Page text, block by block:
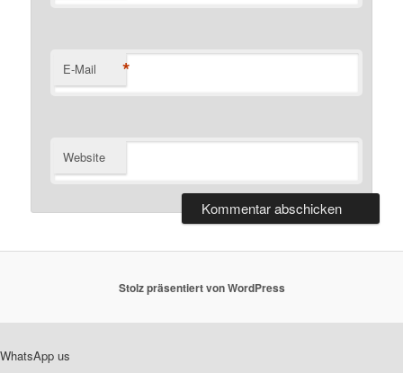
E-Mail *
Website
Stolz präsentiert von WordPress
WhatsApp us